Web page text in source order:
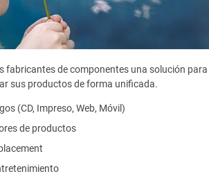
fabricantes de componentes una solución
sus productos de forma unificada.
(CD, Impreso, Web, Móvil)
de productos